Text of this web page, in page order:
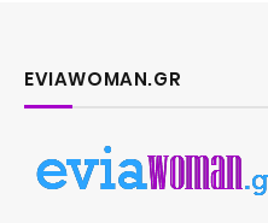
EVIAWOMAN.GR